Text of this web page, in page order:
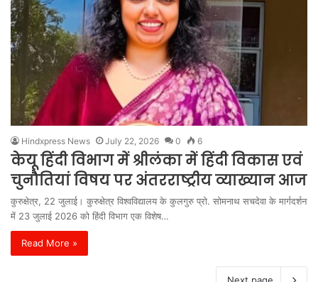
Hindxpress News July 22, 2026 0 6
केयू हिंदी विभाग में श्रीलंका में हिंदी विकास एवं
चुनौतियां विषय पर अंतरराष्ट्रीय व्याख्यान आज
कुरुक्षेत्र, 22 जुलाई। कुरुक्षेत्र विश्वविद्यालय के कुलगुरु प्रो. सोमनाथ सचदेवा के मार्गदर्शन
में 23 जुलाई 2026 को हिंदी विभाग एक विशेष…
Read More »